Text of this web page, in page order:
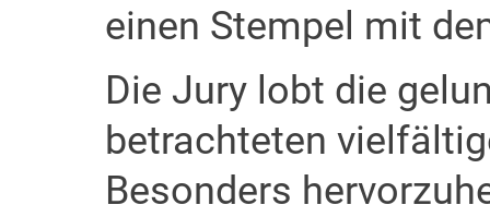
einen Stempel mit
Die Jury lobt die
betrachteten
Besonders